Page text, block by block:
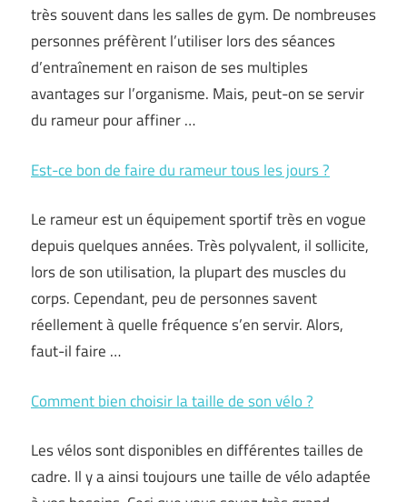
très souvent dans les salles de gym. De nombreuses
personnes préfèrent l’utiliser lors des séances
d’entraînement en raison de ses multiples
avantages sur l’organisme. Mais, peut-on se servir
du rameur pour affiner …
Est-ce bon de faire du rameur tous les jours ?
Le rameur est un équipement sportif très en vogue
depuis quelques années. Très polyvalent, il sollicite,
lors de son utilisation, la plupart des muscles du
corps. Cependant, peu de personnes savent
réellement à quelle fréquence s’en servir. Alors,
faut-il faire …
Comment bien choisir la taille de son vélo ?
Les vélos sont disponibles en différentes tailles de
cadre. Il y a ainsi toujours une taille de vélo adaptée